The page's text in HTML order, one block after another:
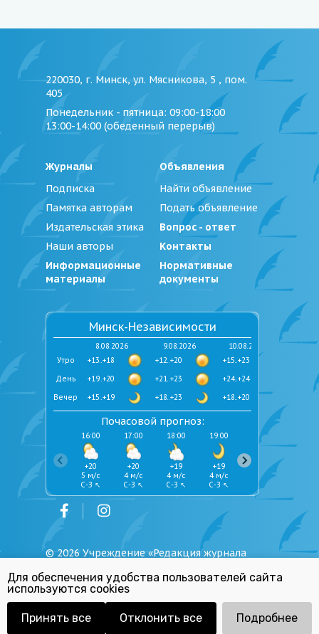
220030, г. Минск, ул. Мясникова, 5 , пом.
405
Понедельник - пятница: 09:00-18:00
13:00-14:00 (обеденный перерыв)
Журналы
Подписка
Памятка авторам
Издательская этика
Наши авторы
Информационные
материалы
Объявления
Найти объявление
Подать объявление
Вопрос - ответ
Контакты
Нормативные
документы
Минск-Независимости
8.08.2026
+13..+18
+19..+20
+15..+19
9.08.2026
+12..+20
+21..+23
+18..+23
10.08.2026
+15..+23
+24..+24
+18..+20
Вечер
День
Утро
Почасовой прогноз:
16:00
+20
5 м/с
С-З ↖
17:00
+20
4 м/с
С-З ↖
18:00
+19
4 м/с
С-З ↖
19:00
+19
4 м/с
С-З ↖
20:00
4 м/с
С-З ↖
©2026 Учреждение «Редакция журнала
Политика обработки персональных
данных
Республиканский список экстремистских
материалов
Для обеспечения удобства пользователей сайта
используются cookies
Принять все Отклонить все Подробнее